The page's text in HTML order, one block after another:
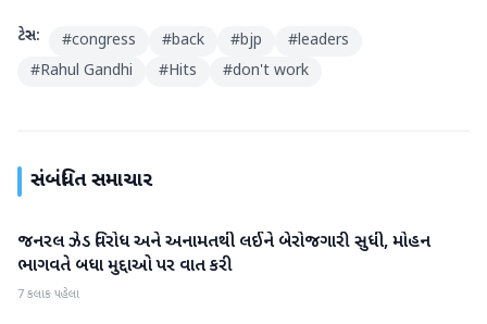
ટેગ્સ: #congress #back #bjp #leaders
#Rahul Gandhi #Hits #don't work
સંબંધિત સમાચાર
રાજકારણ
જનરલ ઝેડ વિરોધ અને અનામતથી લઈને બેરોજગારી સુધી, મોહન
ભાગવતે બધા મુદ્દાઓ પર વાત કરી
7 કલાક પહેલા